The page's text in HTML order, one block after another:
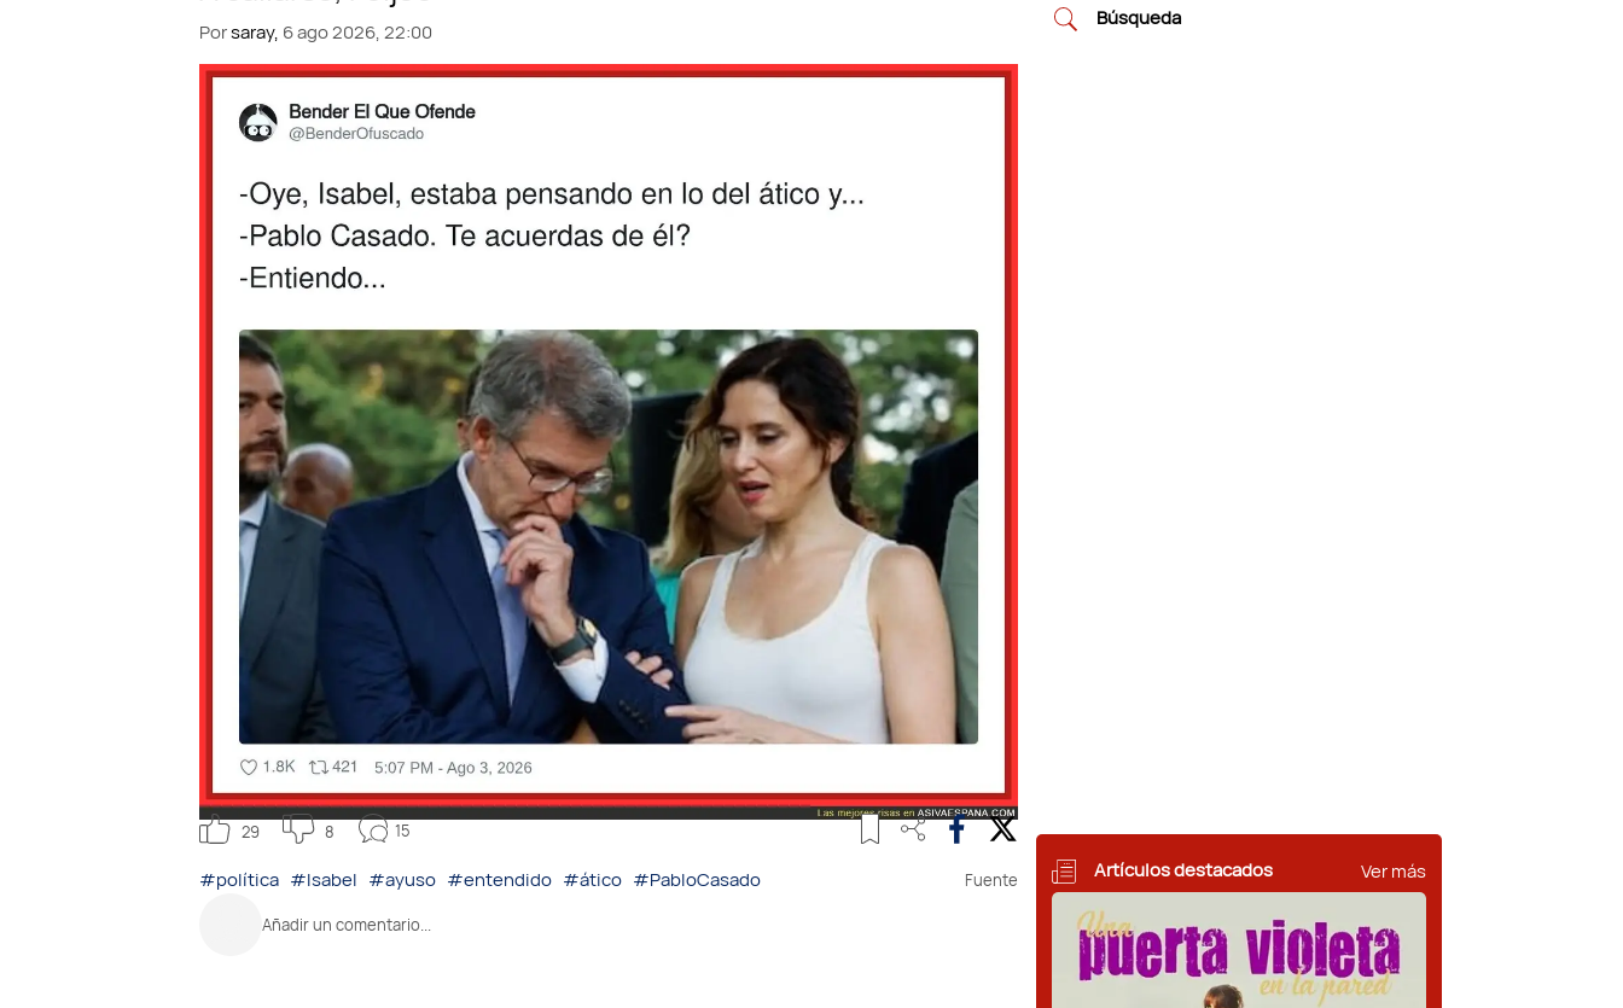
Porsaray, 6 ago 2026, 22:00
29 8 15
#política #Isabel #ayuso #entendido #ático #PabloCasado Fuente
Añadir un comentario...
Búsqueda
Artículos destacados Ver más